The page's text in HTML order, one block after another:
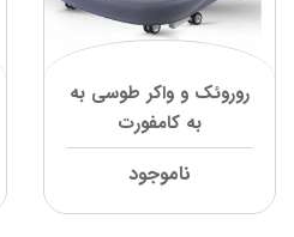
روروئک و واکر طوسی به
به کامفورت
ناموجود